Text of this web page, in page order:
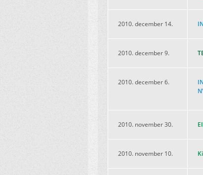
2010. december 14.
2010. december 9.
2010. december 6.
2010. november 30.
2010. november 10.